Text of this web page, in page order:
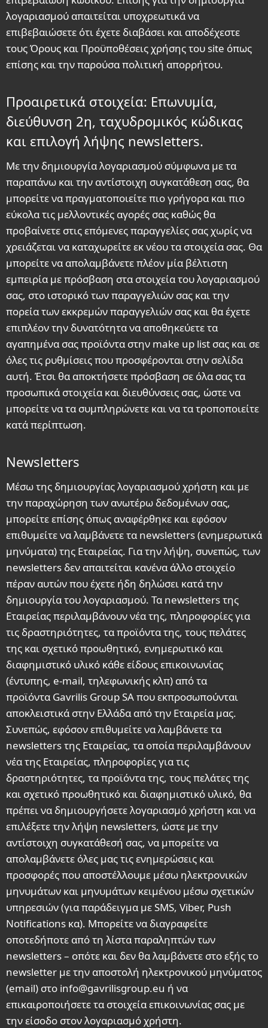
λογαριασμού απαιτείται υποχρεωτικά να
επιβεβαιώσετε ότι έχετε διαβάσει και αποδέχεστε
τους Όρους και Προϋποθέσεις χρήσης του site όπως
επίσης και την παρούσα πολιτική απορρήτου.
Προαιρετικά στοιχεία: Επωνυμία,
διεύθυνση 2η, ταχυδρομικός κώδικας
και επιλογή λήψης newsletters.
Με την δημιουργία λογαριασμού σύμφωνα με τα
παραπάνω και την αντίστοιχη συγκατάθεση σας, θα
μπορείτε να πραγματοποιείτε πιο γρήγορα και πιο
εύκολα τις μελλοντικές αγορές σας καθώς θα
προβαίνετε στις επόμενες παραγγελίες σας χωρίς να
χρειάζεται να καταχωρείτε εκ νέου τα στοιχεία σας. Θα
μπορείτε να απολαμβάνετε πλέον μία βέλτιστη
εμπειρία με πρόσβαση στα στοιχεία του λογαριασμού
σας, στο ιστορικό των παραγγελιών σας και την
πορεία των εκκρεμών παραγγελιών σας και θα έχετε
επιπλέον την δυνατότητα να αποθηκεύετε τα
αγαπημένα σας προϊόντα στην make up list σας και σε
όλες τις ρυθμίσεις που προσφέρονται στην σελίδα
αυτή. Έτσι θα αποκτήσετε πρόσβαση σε όλα σας τα
προσωπικά στοιχεία και διευθύνσεις σας, ώστε να
μπορείτε να τα συμπληρώνετε και να τα τροποποιείτε
κατά περίπτωση.
Newsletters
Μέσω της δημιουργίας λογαριασμού χρήστη και με
την παραχώρηση των ανωτέρω δεδομένων σας,
μπορείτε επίσης όπως αναφέρθηκε και εφόσον
επιθυμείτε να λαμβάνετε τα newsletters (ενημερωτικά
μηνύματα) της Εταιρείας. Για την λήψη, συνεπώς, των
newsletters δεν απαιτείται κανένα άλλο στοιχείο
πέραν αυτών που έχετε ήδη δηλώσει κατά την
δημιουργία του λογαριασμού. Τα newsletters της
Εταιρείας περιλαμβάνουν νέα της, πληροφορίες για
τις δραστηριότητες, τα προϊόντα της, τους πελάτες
της και σχετικό προωθητικό, ενημερωτικό και
διαφημιστικό υλικό κάθε είδους επικοινωνίας
(έντυπης, e-mail, τηλεφωνικής κλπ) από τα
προϊόντα Gavrilis Group SA που εκπροσωπούνται
αποκλειστικά στην Ελλάδα από την Εταιρεία μας.
Συνεπώς, εφόσον επιθυμείτε να λαμβάνετε τα
newsletters της Εταιρείας, τα οποία περιλαμβάνουν
νέα της Εταιρείας, πληροφορίες για τις
δραστηριότητες, τα προϊόντα της, τους πελάτες της
και σχετικό προωθητικό και διαφημιστικό υλικό, θα
πρέπει να δημιουργήσετε λογαριασμό χρήστη και να
επιλέξετε την λήψη newsletters, ώστε με την
αντίστοιχη συγκατάθεσή σας, να μπορείτε να
απολαμβάνετε όλες μας τις ενημερώσεις και
προσφορές που αποστέλλουμε μέσω ηλεκτρονικών
μηνυμάτων και μηνυμάτων κειμένου μέσω σχετικών
υπηρεσιών (για παράδειγμα με SMS, Viber, Push
Notifications κα). Μπορείτε να διαγραφείτε
οποτεδήποτε από τη λίστα παραληπτών των
newsletters – οπότε και δεν θα λαμβάνετε στο εξής το
newsletter με την αποστολή ηλεκτρονικού μηνύματος
(email) στο info@gavrilisgroup.eu ή να
επικαιροποιήσετε τα στοιχεία επικοινωνίας σας με
την είσοδο στον λογαριασμό χρήστη.